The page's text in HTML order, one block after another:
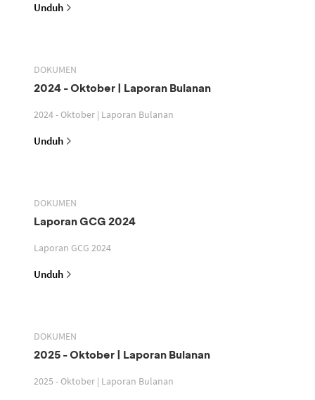
Unduh
DOKUMEN
2024 - Oktober | Laporan Bulanan
2024 - Oktober | Laporan Bulanan
Unduh
DOKUMEN
Laporan GCG 2024
Laporan GCG 2024
Unduh
DOKUMEN
2025 - Oktober | Laporan Bulanan
2025 - Oktober | Laporan Bulanan